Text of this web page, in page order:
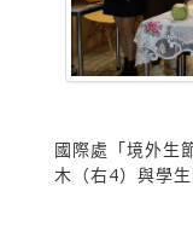
國際處「境外生
木（右4）與學